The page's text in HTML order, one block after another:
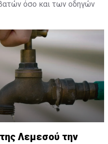
όσο και των οδηγών
Λεμεσού την